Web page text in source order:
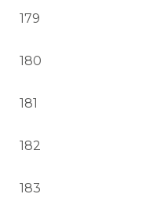
179
180
181
182
183